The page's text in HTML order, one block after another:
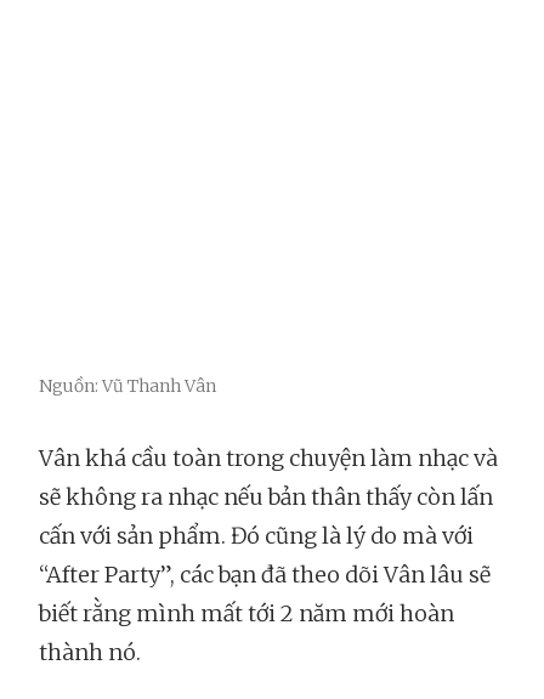
Nguồn: Vũ Thanh Vân
Vân khá cầu toàn trong chuyện làm nhạc và
sẽ không ra nhạc nếu bản thân thấy còn lấn
cấn với sản phẩm. Đó cũng là lý do mà với
“After Party”, các bạn đã theo dõi Vân lâu sẽ
biết rằng mình mất tới 2 năm mới hoàn
thành nó.